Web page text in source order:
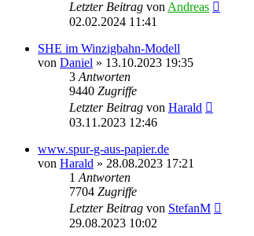
Letzter Beitrag von Andreas
02.02.2024 11:41
SHE im Winzigbahn-Modell
von Daniel » 13.10.2023 19:35
3 Antworten
9440 Zugriffe
Letzter Beitrag von Harald
03.11.2023 12:46
www.spur-g-aus-papier.de
von Harald » 28.08.2023 17:21
1 Antworten
7704 Zugriffe
Letzter Beitrag von StefanM
29.08.2023 10:02